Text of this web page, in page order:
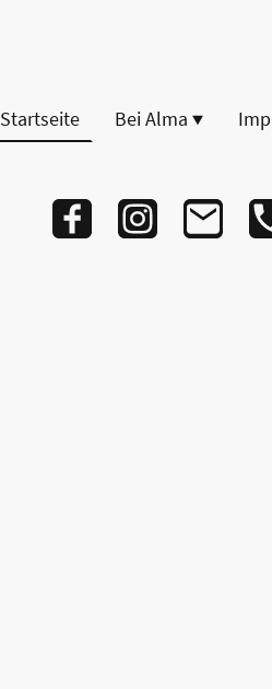
Startseite Bei Alma